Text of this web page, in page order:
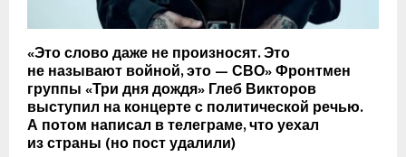
«Это слово даже не произносят. Это
не называют войной, это — СВО» Фронтмен
группы «Три дня дождя» Глеб Викторов
выступил на концерте с политической речью.
А потом написал в телеграме, что уехал
из страны (но пост удалили)